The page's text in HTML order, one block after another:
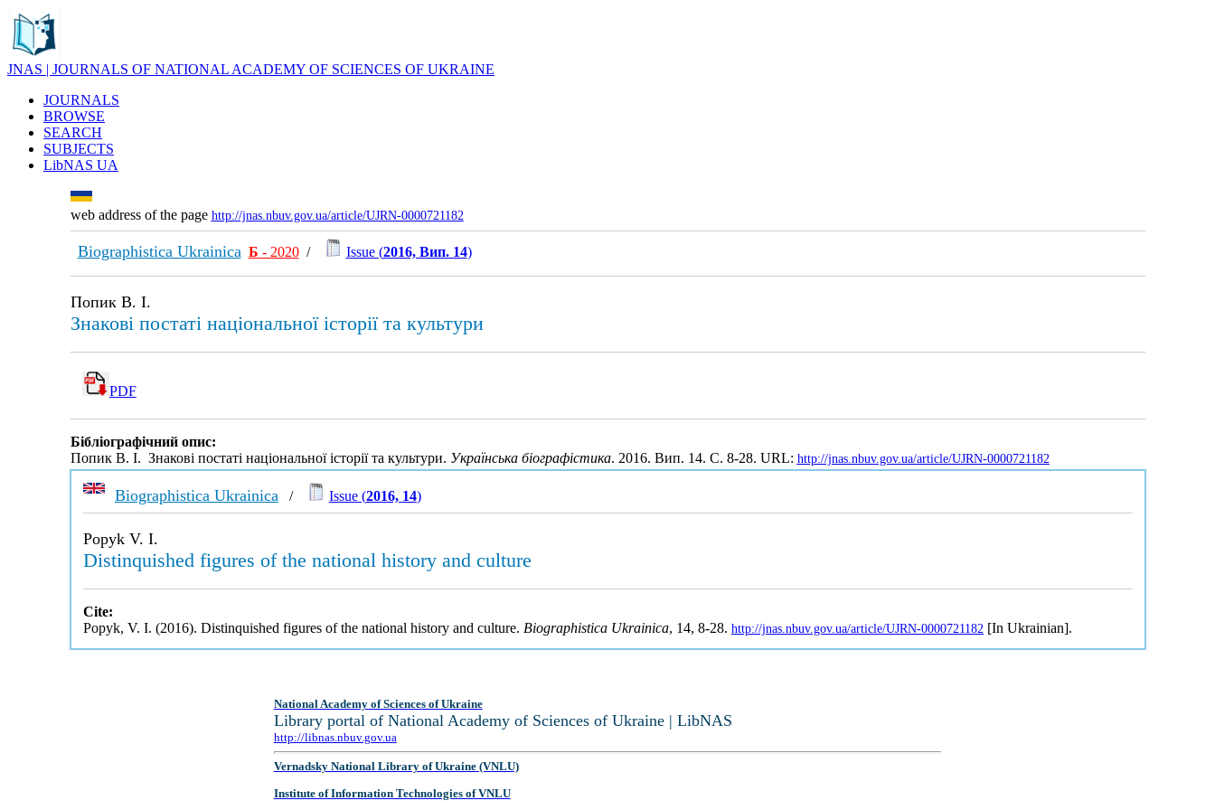
JNAS | JOURNALS OF NATIONAL ACADEMY OF SCIENCES OF UKRAINE
JOURNALS
BROWSE
SEARCH
SUBJECTS
LibNAS UA
web address of the page http://jnas.nbuv.gov.ua/article/UJRN-0000721182
Biographistica Ukrainica Б - 2020/ Issue (2016, Вип. 14)
Попик В. І.
Знакові постаті національної історії та культури
PDF
Бібліографічний опис:
Попик В. І. Знакові постаті національної історії та культури. Українська біографістика. 2016. Вип. 14. С. 8-28. URL: http://jnas.nbuv.gov.ua/article/UJRN-0000721182
Biographistica Ukrainica / Issue (2016, 14)
Popyk V. I.
Distinquished figures of the national history and culture
Cite:
Popyk, V. I. (2016). Distinquished figures of the national history and culture. Biographistica Ukrainica, 14, 8-28. http://jnas.nbuv.gov.ua/article/UJRN-0000721182 [In Ukrainian].
National Academy of Sciences of Ukraine
Library portal of National Academy of Sciences of Ukraine | LibNAS
http://libnas.nbuv.gov.ua
Vernadsky National Library of Ukraine (VNLU)
Institute of Information Technologies of VNLU